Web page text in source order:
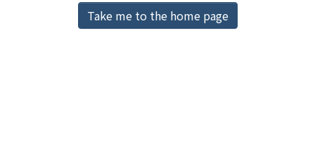
Download RankingTake me to the home page